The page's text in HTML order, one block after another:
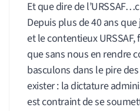
Et que dire de
Depuis plus de 40 ans
et le contentieux
que sans nous en rendre
basculons dans le pire
exister : la dictature
est contraint de se